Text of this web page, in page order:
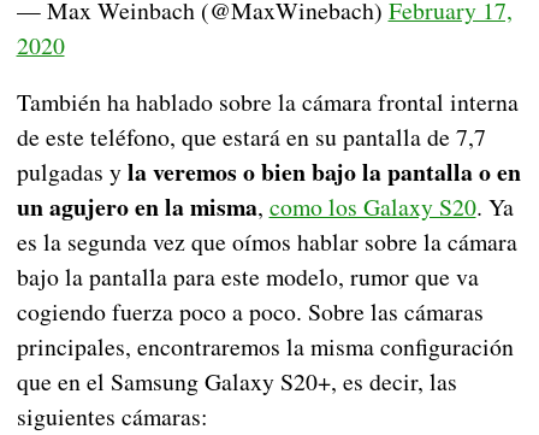
— Max Weinbach (@MaxWinebach) February 17,
2020
También ha hablado sobre la cámara frontal interna
de este teléfono, que estará en su pantalla de 7,7
pulgadas yla veremos o bien bajo la pantalla o en
un agujero en la misma, como los Galaxy S20. Ya
es la segunda vez que oímos hablar sobre la cámara
bajo la pantalla para este modelo, rumor que va
cogiendo fuerza poco a poco. Sobre las cámaras
principales, encontraremos la misma configuración
que en el Samsung Galaxy S20+, es decir, las
siguientes cámaras: